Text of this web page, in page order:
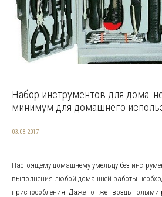
Набор инструментов для дома:
минимум для домашнего
03.08.2017
Настоящему домашнему умельцу без
выполнения любой домашней работы
приспособления. Даже тот же гвоздь